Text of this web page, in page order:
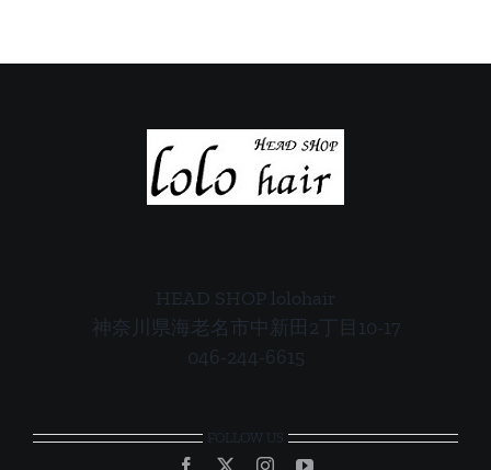
内
内
HEAD SHOP lolohair
神奈川県海老名市中新田2丁目10-17
046-244-6615
FOLLOW US